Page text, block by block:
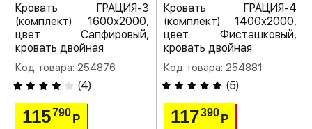
Кровать ГРАЦИЯ-3
(комплект) 1600х2000,
цвет Сапфировый,
кровать двойная
Код товара: 254876
(4)
115790Р
Кровать ГРАЦИЯ-4
(комплект) 1400х2000,
цвет Фисташковый,
кровать двойная
Код товара: 254881
(5)
117390 Р